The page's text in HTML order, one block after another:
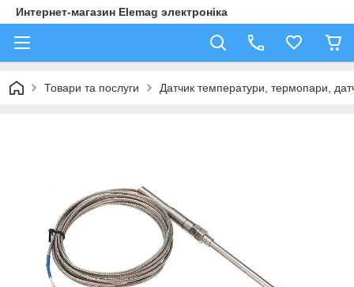
Интернет-магазин Elemag электроніка
Товари та послуги Датчик температури, термопари,